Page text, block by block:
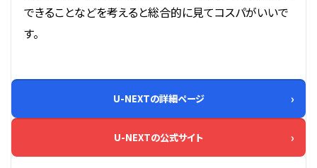
できることなどを考えると総合的に見てコスパがいいで
す。
U-NEXTの詳細ページ
U-NEXTの公式サイト